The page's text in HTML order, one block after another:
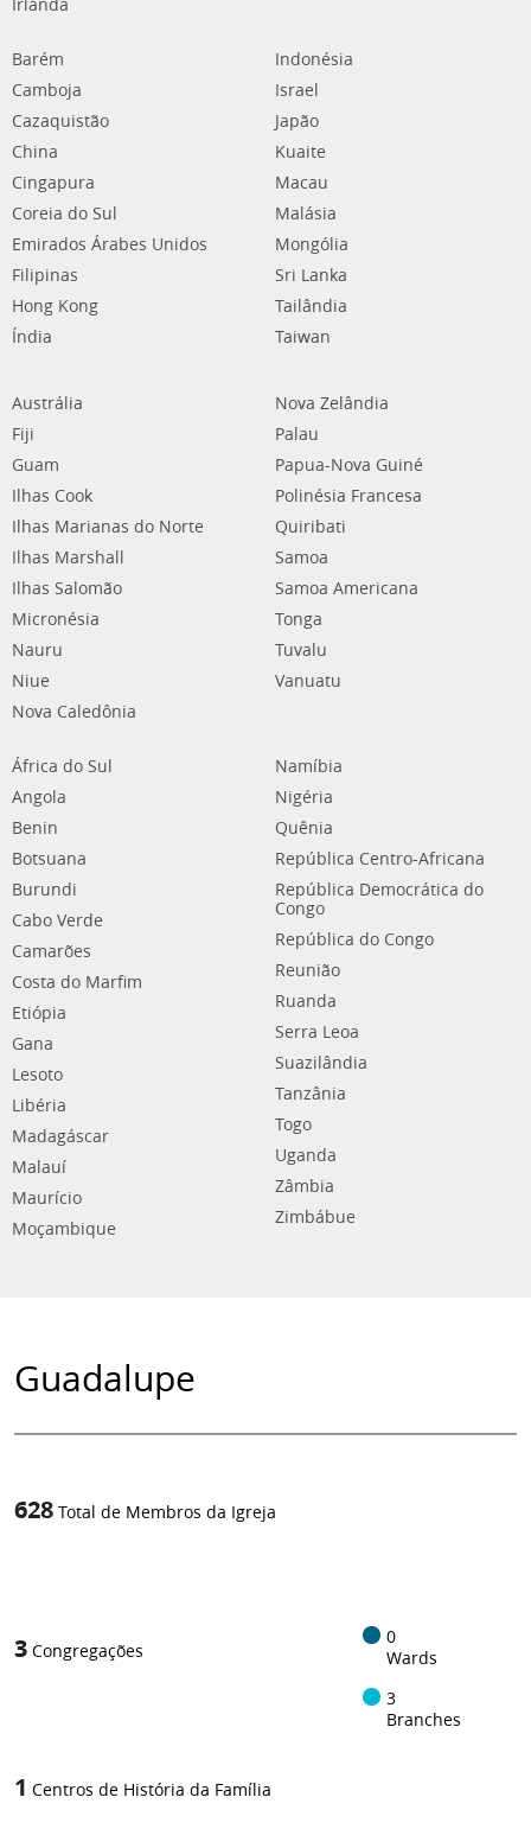
Irlanda
Barém
Camboja
Cazaquistão
China
Cingapura
Coreia do Sul
Emirados Árabes Unidos
Filipinas
Hong Kong
Índia
Indonésia
Israel
Japão
Kuaite
Macau
Malásia
Mongólia
Sri Lanka
Tailândia
Taiwan
Austrália
Fiji
Guam
Ilhas Cook
Ilhas Marianas do Norte
Ilhas Marshall
Ilhas Salomão
Micronésia
Nauru
Niue
Nova Caledônia
Nova Zelândia
Palau
Papua-Nova Guiné
Polinésia Francesa
Quiribati
Samoa
Samoa Americana
Tonga
Tuvalu
Vanuatu
África do Sul
Angola
Benin
Botsuana
Burundi
Cabo Verde
Camarões
Costa do Marfim
Etiópia
Gana
Lesoto
Libéria
Madagáscar
Malauí
Maurício
Moçambique
Namíbia
Nigéria
Quênia
República Centro-Africana
República Democrática do
Congo
República do Congo
Reunião
Ruanda
Serra Leoa
Suazilândia
Tanzânia
Togo
Uganda
Zâmbia
Zimbábue
Guadalupe
628 Total de Membros da Igreja
3 Congregações
0
Wards
3
Branches
1 Centros de História da Família